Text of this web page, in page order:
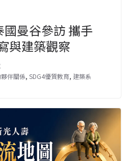
曼谷參訪 攜手
與建築觀察
伴關係, SDG4優質教育, 建築系